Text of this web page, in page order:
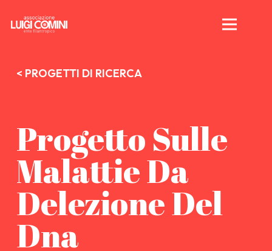
< PROGETTI DI RICERCA
Progetto Sulle
Malattie Da
Delezione Del
Dna